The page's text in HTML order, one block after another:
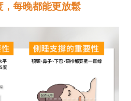
，每晚都能更放鬆